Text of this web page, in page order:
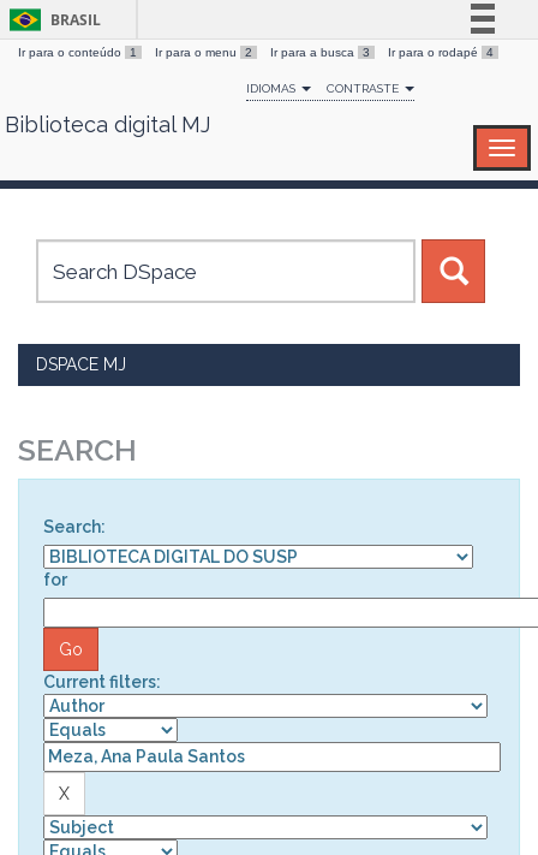
Skip
BRASIL
Simplifique!
Comunica BR
Canais
Ir para o conteúdo 1 Ir para o menu 2 Ir para a busca 3 Ir para o rodapé 4
IDIOMAS CONTRASTE
Biblioteca digital MJ
DSPACE MJ
SEARCH
Search:
for
Current filters: